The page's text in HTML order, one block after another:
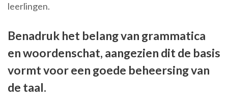
leerlingen.
Benadruk het belang van grammatica
en woordenschat, aangezien dit de basis
vormt voor een goede beheersing van
de taal.